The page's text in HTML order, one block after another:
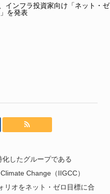
したグループである
Change（IIGCC）
リオをネット・ゼロ目標に合